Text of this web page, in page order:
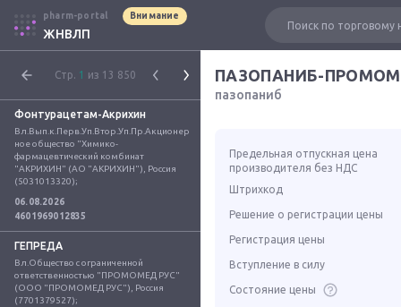
pharm-portal Внимание
ЖНВЛП
Стр. 1 из 13 850
Фонтурацетам-Акрихин
Вл.Вып.к.Перв.Уп.Втор.Уп.Пр.Акционер
ное общество "Химико-
фармацевтический комбинат
"АКРИХИН" (АО "АКРИХИН"), Россия
(5031013320);
06.08.2026
4601969012835
ГЕПРЕДА
Вл.Общество с ограниченной
ответственностью "ПРОМОМЕД РУС"
(ООО "ПРОМОМЕД РУС"), Россия
(7701379527);
ПАЗОПАНИБ-
пазопаниб
Предельная отпускная цена
производителя без НДС
Штрихкод
Решение о регистрации цены
Регистрация цены
Вступление в силу
Состояние цены